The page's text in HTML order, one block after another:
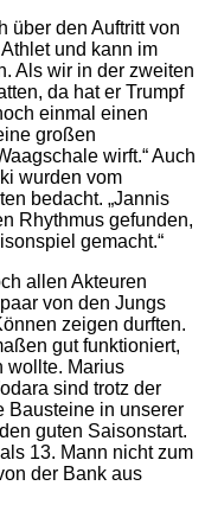
über den Auftritt von
und kann im
Als wir in der zweiten
da hat er Trumpf
einmal einen
großen
wirft.“ Auch
wurden vom
bedacht. „Jannis
Rhythmus gefunden,
gemacht.“
allen Akteuren
von den Jungs
zeigen durften.
gut funktioniert,
wollte. Marius
sind trotz der
Bausteine in unserer
guten Saisonstart.
13. Mann nicht zum
der Bank aus